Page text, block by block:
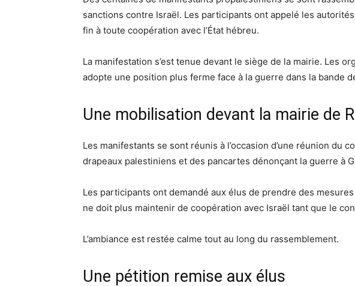
sanctions contre Israël. Les participants ont appelé les
fin à toute coopération avec l’État hébreu.
La manifestation s’est tenue devant le siège de la mairie. Les
adopte une position plus ferme face à la guerre dans la bande
Une mobilisation devant la mairie de
Les manifestants se sont réunis à l’occasion d’une réunion du
drapeaux palestiniens et des pancartes dénonçant la guerre à
Les participants ont demandé aux élus de prendre des
ne doit plus maintenir de coopération avec Israël tant que le
L’ambiance est restée calme tout au long du rassemblement.
Une pétition remise aux élus